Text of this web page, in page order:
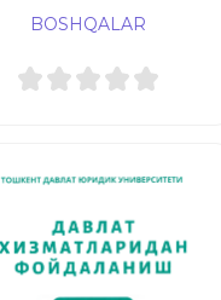
BOSHQALAR